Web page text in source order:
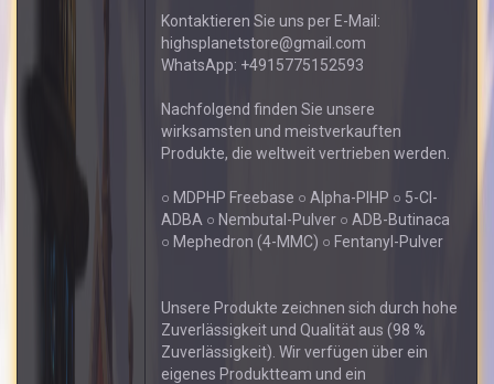
Kontaktieren Sie uns per E-Mail:
highsplanetstore@gmail.com
WhatsApp: +4915775152593
Nachfolgend finden Sie unsere
wirksamsten und meistverkauften
Produkte, die weltweit vertrieben werden.
○ MDPHP Freebase ○ Alpha-PIHP ○ 5-Cl-
ADBA ○ Nembutal-Pulver ○ ADB-Butinaca
○ Mephedron (4-MMC) ○ Fentanyl-Pulver
Unsere Produkte zeichnen sich durch hohe
Zuverlässigkeit und Qualität aus (98 %
Zuverlässigkeit). Wir verfügen über ein
eigenes Produktteam und ein